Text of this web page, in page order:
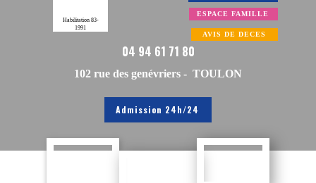
Habilitation 83-
1991
AVIS DE DECES
04 94 61 71 80
ESPACE FAMILLE
102 rue des genévriers - TOULON
Admission 24h/24